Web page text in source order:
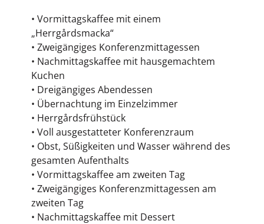
• Vormittagskaffee mit einem
„Herrgårdsmacka“
• Zweigängiges Konferenzmittagessen
• Nachmittagskaffee mit hausgemachtem
Kuchen
• Dreigängiges Abendessen
• Übernachtung im Einzelzimmer
• Herrgårdsfrühstück
• Voll ausgestatteter Konferenzraum
• Obst, Süßigkeiten und Wasser während des
gesamten Aufenthalts
• Vormittagskaffee am zweiten Tag
• Zweigängiges Konferenzmittagessen am
zweiten Tag
• Nachmittagskaffee mit Dessert